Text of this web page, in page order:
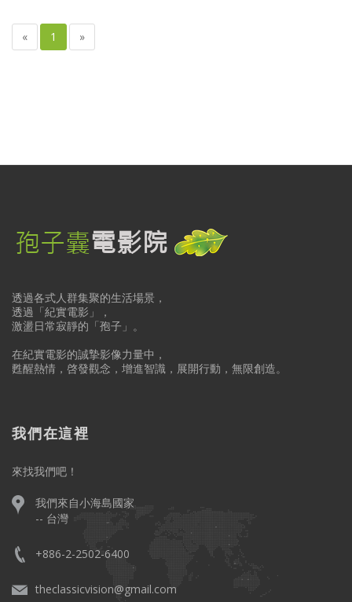
« 1 »
透過各式人群集聚的生活場景，
透過「紀實電影」，
激盪日常寂靜的「孢子」。
在紀實電影的誠摯影像力量中，
甦醒熱情，啓發觀念，增進智識，展開行動，無限創造。
我們在這裡
來找我們吧！
我們來自小海島國家
-- 台灣
+886-2-2502-6400
theclassicvision@gmail.com